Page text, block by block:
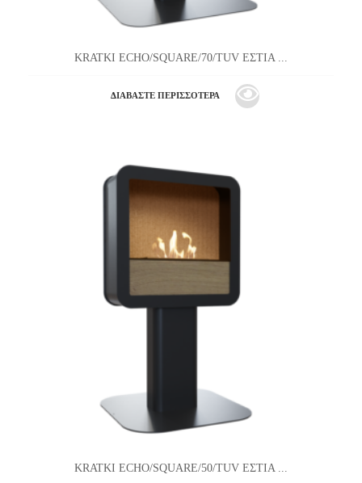
KRATKI ECHO/SQUARE/70/TUV ΕΣΤΙΑ ...
ΔΙΑΒΆΣΤΕ ΠΕΡΙΣΣΌΤΕΡΑ
KRATKI ECHO/SQUARE/50/TUV ΕΣΤΙΑ ...